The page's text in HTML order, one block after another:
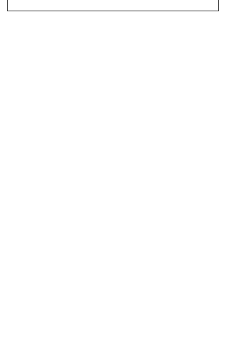
新推出的這一系列3/4罩安全帽，也正是以